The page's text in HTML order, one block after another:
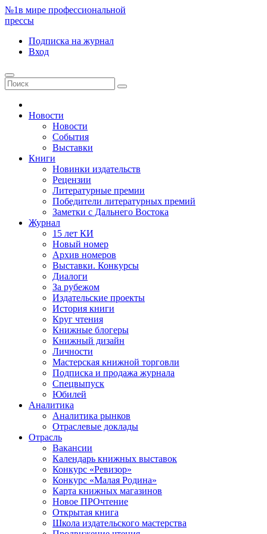
№1в мире профессиональной
прессы
Подписка на журнал
Вход
Новости
Новости
События
Выставки
Книги
Новинки издательств
Рецензии
Литературные премии
Победители литературных премий
Заметки с Дальнего Востока
Журнал
15 лет КИ
Новый номер
Архив номеров
Выставки. Конкурсы
Диалоги
За рубежом
Издательские проекты
История книги
Круг чтения
Книжные блогеры
Книжный дизайн
Личности
Мастерская книжной торговли
Подписка и продажа журнала
Спецвыпуск
Юбилей
Аналитика
Аналитика рынков
Отраслевые доклады
Отрасль
Вакансии
Календарь книжных выставок
Конкурс «Ревизор»
Конкурс «Малая Родина»
Карта книжных магазинов
Новое ПРОчтение
Открытая книга
Школа издательского мастерства